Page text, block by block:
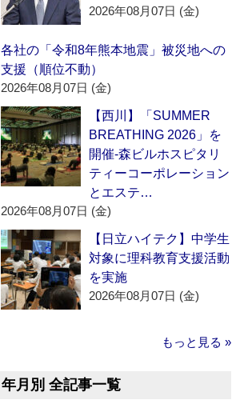
2026年08月07日 (金)
各社の「令和8年熊本地震」被災地への
支援（順位不動）
2026年08月07日 (金)
【西川】「SUMMER
BREATHING 2026」を
開催‐森ビルホスピタリ
ティーコーポレーション
とエステ…
2026年08月07日 (金)
【日立ハイテク】中学生
対象に理科教育支援活動
を実施
2026年08月07日 (金)
もっと見る »
年月別 全記事一覧